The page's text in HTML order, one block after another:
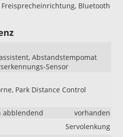
Freisprecheinrichtung, Bluetooth
Abstandstempomat
Sensor
Park Distance Control
abblendend
vorhanden
Servolenkung